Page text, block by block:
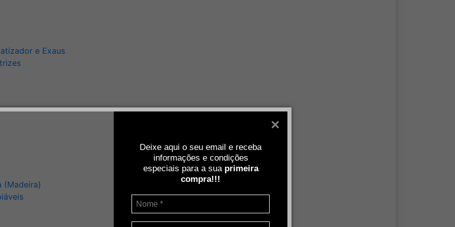
Deixe aqui o seu email e receba
informações e condições
especiais para a sua primeira
compra!!!
e Exaus
(Madeira)